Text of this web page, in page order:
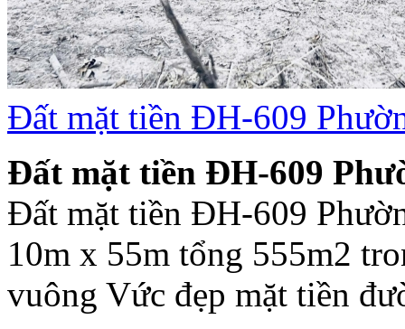
Đất mặt tiền ĐH-609
Đất mặt tiền ĐH-609
Đất mặt tiền ĐH-609
10m x 55m tổng 555m2
vuông Vức đẹp mặt tiền